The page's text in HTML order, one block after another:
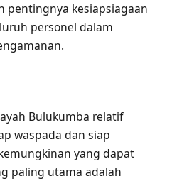
pentingnya kesiapsiagaan
personel dalam
Bulukumba relatif
waspada dan siap
yang dapat
paling utama adalah